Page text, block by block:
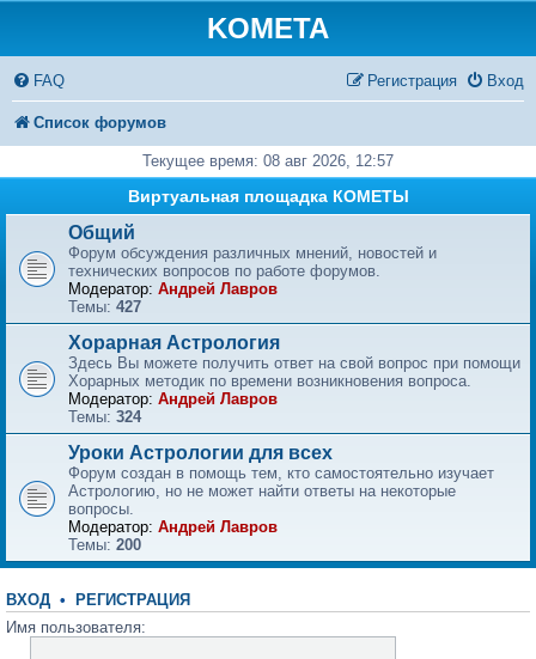
KOMETA
FAQ Вход
Регистрация
Список форумов
Текущее время: 08 авг 2026, 12:57
Виртуальная площадка КОМЕТЫ
Общий
Форум обсуждения различных мнений, новостей и
технических вопросов по работе форумов.
Модератор: Андрей Лавров
Темы: 427
Хорарная Астрология
Здесь Вы можете получить ответ на свой вопрос при помощи
Хорарных методик по времени возникновения вопроса.
Модератор: Андрей Лавров
Темы: 324
Уроки Астрологии для всех
Форум создан в помощь тем, кто самостоятельно изучает
Астрологию, но не может найти ответы на некоторые
вопросы.
Модератор: Андрей Лавров
Темы: 200
ВХОД • РЕГИСТРАЦИЯ
Имя пользователя: